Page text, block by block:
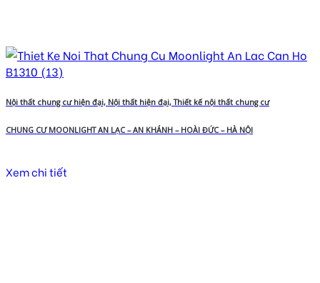
Nội thất chung cư hiện đại, Nội thất hiện đại, Thiết kế nội thất chung cư
CHUNG CƯ MOONLIGHT AN LẠC – AN KHÁNH – HOÀI ĐỨC – HÀ NỘI
Xem chi tiết